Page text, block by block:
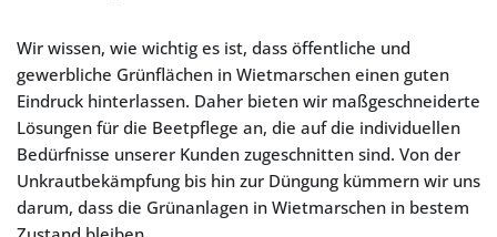
Wir wissen, wie wichtig es ist, dass öffentliche und
gewerbliche Grünflächen in Wietmarschen einen guten
Eindruck hinterlassen. Daher bieten wir maßgeschneiderte
Lösungen für die Beetpflege an, die auf die individuellen
Bedürfnisse unserer Kunden zugeschnitten sind. Von der
Unkrautbekämpfung bis hin zur Düngung kümmern wir uns
darum, dass die Grünanlagen in Wietmarschen in bestem